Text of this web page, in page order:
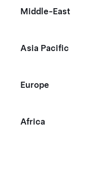
Middle-East
Asia Pacific
Europe
Africa
沒看到你要